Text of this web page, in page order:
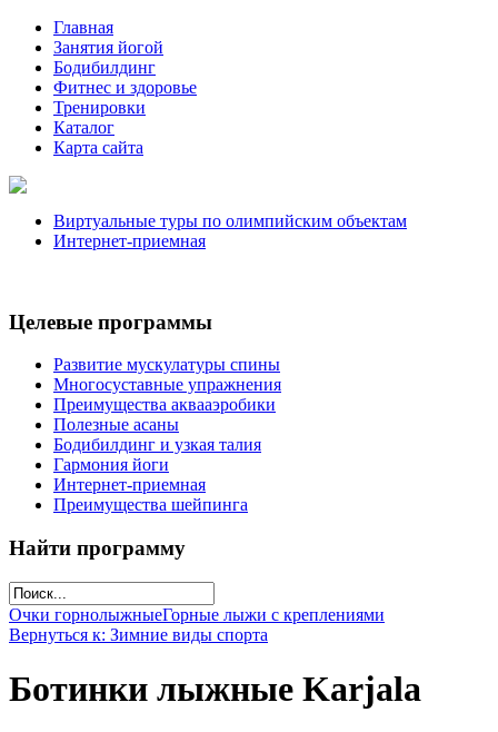
Главная
Занятия йогой
Бодибилдинг
Фитнес и здоровье
Тренировки
Каталог
Карта сайта
Виртуальные туры по олимпийским объектам
Интернет-приемная
Целевые программы
Развитие мускулатуры спины
Многосуставные упражнения
Преимущества аквааэробики
Полезные асаны
Бодибилдинг и узкая талия
Гармония йоги
Интернет-приемная
Преимущества шейпинга
Найти программу
Очки горнолыжныеГорные лыжи с креплениями
Вернуться к: Зимние виды спорта
Ботинки лыжные Karjala